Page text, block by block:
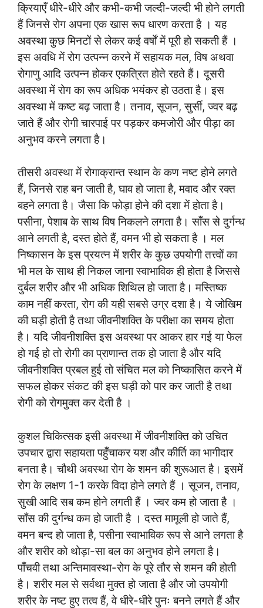
क्रियाएँ धीरे-धीरे और कभी-कभी जल्दी-जल्दी भी होने लगती
हैं जिनसे रोग अपना एक खास रूप धारण करता है । यह
अवस्था कुछ मिनटों से लेकर कई वर्षों में पूरी हो सकती हैं ।
इस अवधि में रोग उत्पन्न करने में सहायक मल, विष अथवा
रोगाणु आदि उत्पन्न होकर एकत्रित होते रहते हैं। दूसरी
अवस्था में रोग का रूप अधिक भयंकर हो उठता है। इस
अवस्था में कष्ट बढ़ जाता है। तनाव, सूजन, सुर्सी, ज्वर बढ़
जाते हैं और रोगी चारपाई पर पड़कर कमजोरी और पीड़ा का
अनुभव करने लगता है।
तीसरी अवस्था में रोगाक्रान्त स्थान के कण नष्ट होने लगते
हैं, जिनसे राह बन जाती है, घाव हो जाता है, मवाद और रक्त
बहने लगता है। जैसा कि फोड़ा होने की दशा में होता है।
पसीना, पेशाब के साथ विष निकलने लगता है। साँस से दुर्गन्ध
आने लगती है, दस्त होते हैं, वमन भी हो सकता है । मल
निष्कासन के इस प्रयत्न में शरीर के कुछ उपयोगी तत्त्वों का
भी मल के साथ ही निकल जाना स्वाभाविक ही होता है जिससे
दुर्बल शरीर और भी अधिक शिथिल हो जाता है। मस्तिष्क
काम नहीं करता, रोग की यही सबसे उग्र दशा है। ये जोखिम
की घड़ी होती है तथा जीवनीशक्ति के परीक्षा का समय होता
है। यदि जीवनीशक्ति इस अवस्था पर आकर हार गई या फेल
हो गई हो तो रोगी का प्राणान्त तक हो जाता है और यदि
जीवनीशक्ति प्रबल हुई तो संचित मल को निष्कासित करने में
सफल होकर संकट की इस घड़ी को पार कर जाती है तथा
रोगी को रोगमुक्त कर देती है ।
कुशल चिकित्सक इसी अवस्था में जीवनीशक्ति को उचित
उपचार द्वारा सहायता पहुँचाकर यश और कीर्ति का भागीदार
बनता है। चौथी अवस्था रोग के शमन की शुरूआत है। इसमें
रोग के लक्षण 1-1 करके विदा होने लगते हैं । सूजन, तनाव,
सुखी आदि सब कम होने लगती हैं । ज्वर कम हो जाता है ।
साँस की दुर्गन्ध कम हो जाती है । दस्त मामूली हो जाते हैं,
वमन बन्द हो जाता है, पसीना स्वाभाविक रूप से आने लगता है
और शरीर को थोड़ा-सा बल का अनुभव होने लगता है।
पाँचवी तथा अन्तिमावस्था-रोग के पूरे तौर से शमन की होती
है। शरीर मल से सर्वथा मुक्त हो जाता है और जो उपयोगी
शरीर के नष्ट हुए तत्व हैं, वे धीरे-धीरे पुनः बनने लगते हैं और